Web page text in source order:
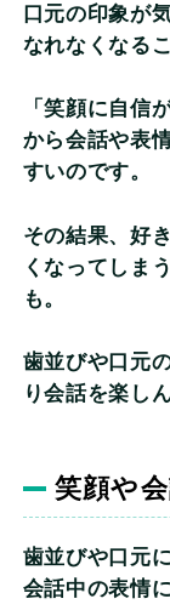
口元の印象が
なれなくなる
「笑顔に自信
から会話や表
すいのです。
その結果、好
くなってしま
も。
歯並びや口元
り会話を楽し
笑顔や
歯並びや口元
会話中の表情